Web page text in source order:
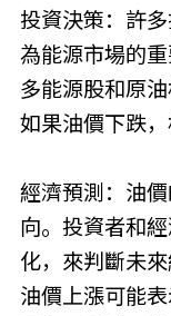
投資決策：許
為能源市場的
多能源股和原
如果油價下跌，
經濟預測：油
向。投資者和
化，來判斷未
油價上漲可能